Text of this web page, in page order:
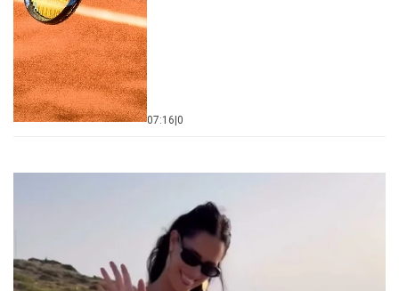
07:16 0